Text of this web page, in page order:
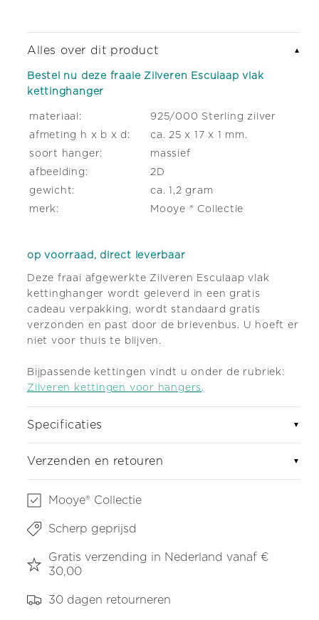
Alles over dit product ▼
Bestel nu deze fraaie Zilveren Esculaap vlak
kettinghanger
materiaal:
925/000 Sterling zilver
afmeting h x b x d:
ca. 25 x 17 x 1 mm.
soort hanger:
massief
afbeelding:
2D
gewicht:
ca. 1,2 gram
merk:
Mooye ® Collectie
op voorraad, direct leverbaar
Deze fraai afgewerkte Zilveren Esculaap vlak
kettinghanger wordt geleverd in een gratis
cadeau verpakking, wordt standaard gratis
verzonden en past door de brievenbus. U hoeft er
niet voor thuis te blijven.
Bijpassende kettingen vindt u onder de rubriek:
Zilveren kettingen voor hangers .
Specificaties ▼
Verzenden en retouren ▼
Mooye® Collectie
Scherp geprijsd
Gratis verzending in Nederland vanaf €
30,00
30 dagen retourneren